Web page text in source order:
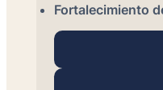
Fortalecimiento